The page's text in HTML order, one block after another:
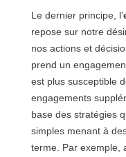
Le dernier principe, l’
repose sur notre
nos actions et
prend un
est plus susceptible
engagements
base des stratégies
simples menant à
terme. Par exemple,